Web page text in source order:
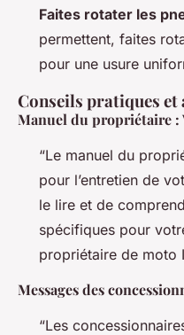
Faites rotater les
permettent, faites
pour une usure
Conseils pratiques et
Manuel du propriétaire :
“Le manuel du
pour l’entretien de
le lire et de
spécifiques pour
propriétaire de moto
Messages des
“Les